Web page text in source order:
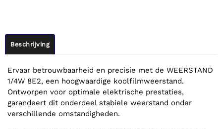
Beschrijving
Ervaar betrouwbaarheid en precisie met de WEERSTAND
1/4W 8E2, een hoogwaardige koolfilmweerstand.
Ontworpen voor optimale elektrische prestaties,
garandeert dit onderdeel stabiele weerstand onder
verschillende omstandigheden.